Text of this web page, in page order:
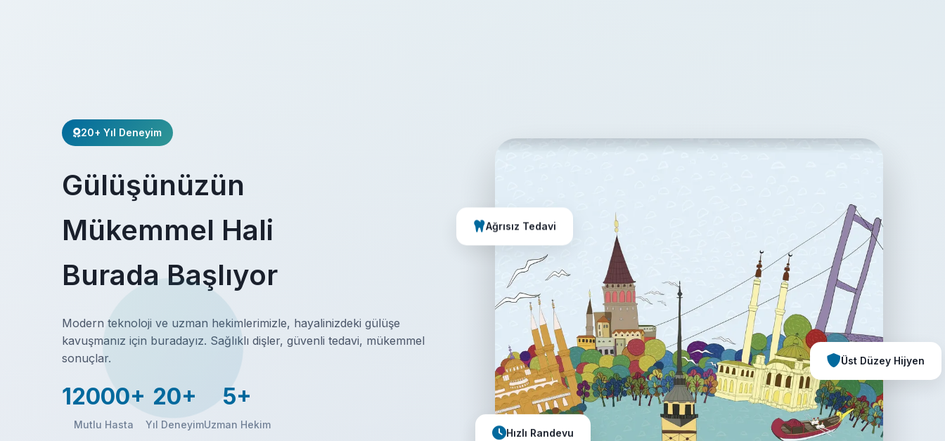
20+ Yıl Deneyim
Gülüşünüzün
Mükemmel Hali
Burada Başlıyor
Modern teknoloji ve uzman hekimlerimizle, hayalinizdeki gülüşe
kavuşmanız için buradayız. Sağlıklı dişler, güvenli tedavi, mükemmel
sonuçlar.
12000+
Mutlu Hasta
20+
Yıl Deneyim
5+
Uzman Hekim
Ağrısız Tedavi
Üst Düzey Hijyen
Hızlı Randevu